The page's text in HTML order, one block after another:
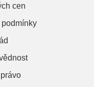
cen